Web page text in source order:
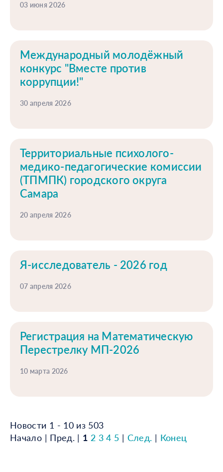
03 июня 2026
Международный молодёжный
конкурс "Вместе против
коррупции!"
30 апреля 2026
Территориальные психолого-
медико-педагогические комиссии
(ТПМПК) городского округа
Самара
20 апреля 2026
Я-исследователь - 2026 год
07 апреля 2026
Регистрация на Математическую
Перестрелку МП-2026
10 марта 2026
Новости 1 - 10 из 503
Начало | Пред. | 1 2 3 4 5 | След. | Конец